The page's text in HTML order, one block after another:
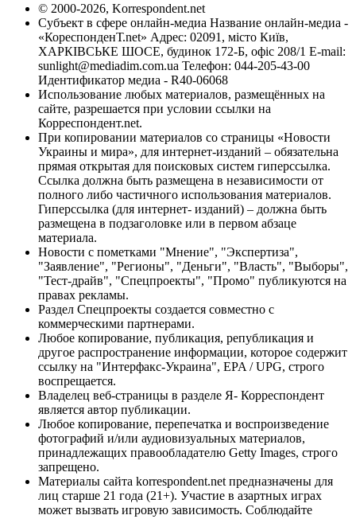
© 2000-2026, Korrespondent.net
Субъект в сфере онлайн-медиа Название онлайн-медиа -
«КореспонденТ.net» Адрес: 02091, місто Київ,
ХАРКІВСЬКЕ ШОСЕ, будинок 172-Б, офіс 208/1 E-mail:
sunlight@mediadim.com.ua Телефон: 044-205-43-00
Идентификатор медиа - R40-06068
Использование любых материалов, размещённых на
сайте, разрешается при условии ссылки на
Корреспондент.net.
При копировании материалов со страницы «Новости
Украины и мира», для интернет-изданий – обязательна
прямая открытая для поисковых систем гиперссылка.
Ссылка должна быть размещена в независимости от
полного либо частичного использования материалов.
Гиперссылка (для интернет- изданий) – должна быть
размещена в подзаголовке или в первом абзаце
материала.
Новости с пометками "Мнение", "Экспертиза",
"Заявление", "Регионы", "Деньги", "Власть", "Выборы",
"Тест-драйв", "Спецпроекты", "Промо" публикуются на
правах рекламы.
Раздел Спецпроекты создается совместно с
коммерческими партнерами.
Любое копирование, публикация, републикация и
другое распространение информации, которое содержит
ссылку на "Интерфакс-Украина", EPA / UPG, строго
воспрещается.
Владелец веб-страницы в разделе Я- Корреспондент
является автор публикации.
Любое копирование, перепечатка и воспроизведение
фотографий и/или аудиовизуальных материалов,
принадлежащих правообладателю Getty Images, строго
запрещено.
Материалы сайта korrespondent.net предназначены для
лиц старше 21 года (21+). Участие в азартных играх
может вызвать игровую зависимость. Соблюдайте